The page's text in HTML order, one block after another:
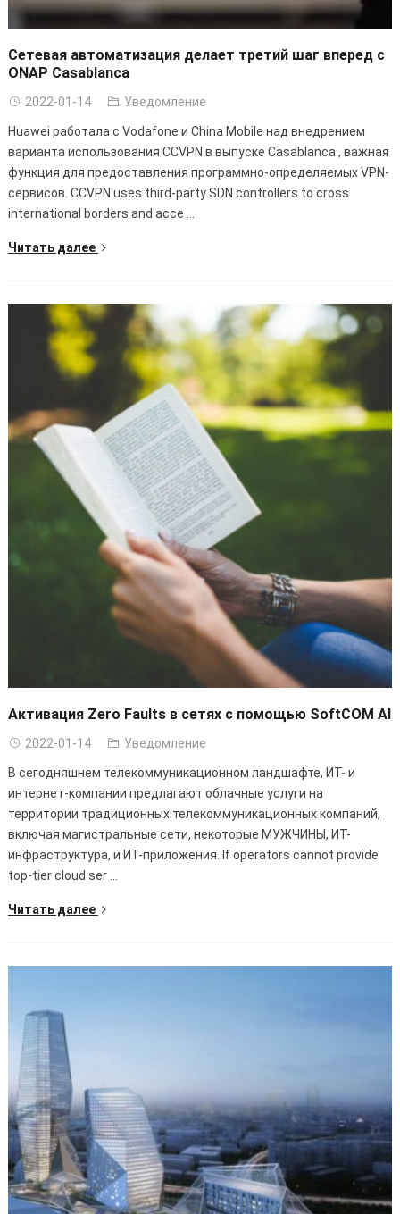
Сетевая автоматизация делает третий шаг вперед с
ONAP Casablanca
2022-01-14 Уведомление
Huawei работала с Vodafone и China Mobile над внедрением
варианта использования CCVPN в выпуске Casablanca., важная
функция для предоставления программно-определяемых VPN-
сервисов. CCVPN uses third-party SDN controllers to cross
international borders and acce ...
Читать далее
Активация Zero Faults в сетях с помощью SoftCOM AI
2022-01-14 Уведомление
В сегодняшнем телекоммуникационном ландшафте, ИТ- и
интернет-компании предлагают облачные услуги на
территории традиционных телекоммуникационных компаний,
включая магистральные сети, некоторые МУЖЧИНЫ, ИТ-
инфраструктура, и ИТ-приложения. If operators cannot provide
top-tier cloud ser...
Читать далее